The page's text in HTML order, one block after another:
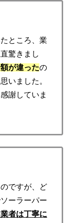
ところ、業
驚きまし
が違ったの
いました。
謝していま
ですが、ど
ーラーパー
者は丁寧に